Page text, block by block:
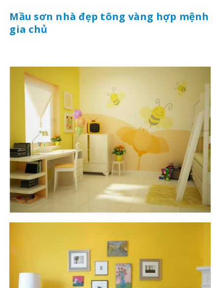
Mầu sơn nhà đẹp tông vàng hợp mệnh
gia chủ